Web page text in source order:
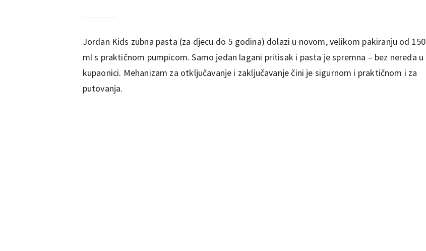
Jordan Kids zubna pasta (za djecu do 5 godina) dolazi u novom, velikom pakiranju od 150
ml s praktičnom pumpicom. Samo jedan lagani pritisak i pasta je spremna – bez nereda u
kupaonici. Mehanizam za otključavanje i zaključavanje čini je sigurnom i praktičnom i za
putovanja.